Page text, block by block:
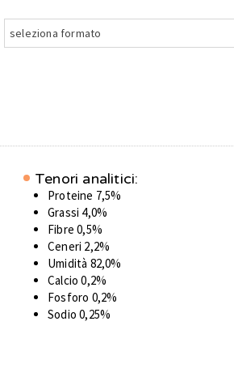
seleziona formato
Tenori analitici:
Proteine 7,5%
Grassi 4,0%
Fibre 0,5%
Ceneri 2,2%
Umidità 82,0%
Calcio 0,2%
Fosforo 0,2%
Sodio 0,25%